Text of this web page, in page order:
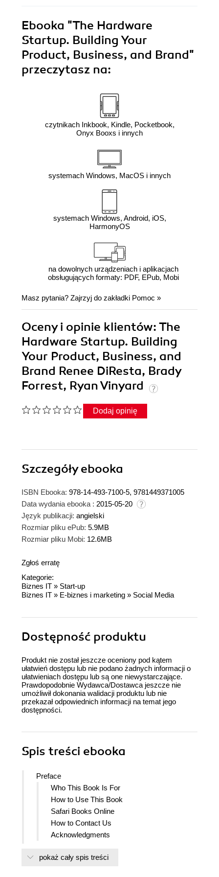
Ebooka "The Hardware
Startup. Building Your
Product, Business, and Brand"
przeczytasz na:
czytnikach Inkbook, Kindle, Pocketbook,
Onyx Booxs i innych
systemach Windows, MacOS i innych
systemach Windows, Android, iOS,
HarmonyOS
na dowolnych urządzeniach i aplikacjach
obsługujących formaty: PDF, EPub, Mobi
Masz pytania? Zajrzyj do zakładki Pomoc »
Oceny i opinie klientów: The
Hardware Startup. Building
Your Product, Business, and
Brand Renee DiResta, Brady
Forrest, Ryan Vinyard
Dodaj opinię
Szczegółyebooka
ISBN Ebooka: 978-14-493-7100-5, 9781449371005
Data wydania ebooka : 2015-05-20
Język publikacji: angielski
Rozmiar pliku ePub: 5.9MB
Rozmiar pliku Mobi: 12.6MB
Zgłoś erratę
Kategorie:
Biznes IT » Start-up
Biznes IT » E-biznes i marketing » Social Media
Dostępność produktu
Produkt nie został jeszcze oceniony pod kątem
ułatwień dostępu lub nie podano żadnych informacji o
ułatwieniach dostępu lub są one niewystarczające.
Prawdopodobnie Wydawca/Dostawca jeszcze nie
umożliwił dokonania walidacji produktu lub nie
przekazał odpowiednich informacji na temat jego
dostępności.
Spis treści ebooka
Preface
Who This Book Is For
How to Use This Book
Safari Books Online
How to Contact Us
Acknowledgments
Early Makers
pokaż cały spis treści